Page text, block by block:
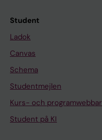
Student
Ladok
Canvas
Schema
Studentmejlen
Kurs- och programwebbar
Student på KI